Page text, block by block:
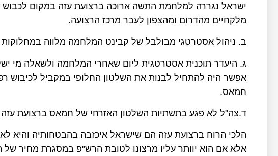
ישראל נגררה למלחמת התשה ארוכה ברצועת עזה במקום
מלקחיים מהדרום ומהצפון לעבר מרכז הרצועה.
ב. ניהול אסטרטגי מבולבל של קבינט המלחמה מלווה
ג. היעדר תוכנית אסטרטגית ליום שאחרי המלחמה ולשאלה מי
אפשר היה להתחיל לבנות את השלטון החלופי במקביל לכיבוש
חמאס.
ד.צה"ל לא פגע בתשתיות השלטון האזרחי של חמאס ברצועת
הלכי הרוח ברצועת עזה הם שישראל איכזבה בהבטחותיה והיא
אלא אם הוא יוותר עליו מרצונו לטובת הרש"פ במסגרת מחיר